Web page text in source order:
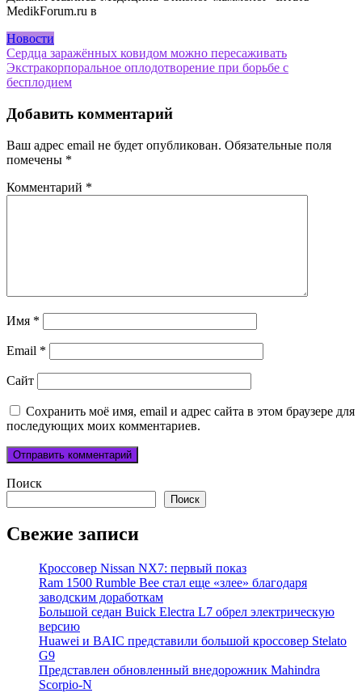
MedikForum.ru в
Новости
Навигация
по
Сердца заражённых ковидом можно пересаживать
Экстракорпоральное оплодотворение при борьбе с
бесплодием
Добавить комментарий
Ваш адрес email не будет опубликован. Обязательные поля
помечены *
Комментарий *
Имя *
Email *
Сайт
Сохранить моё имя, email и адрес сайта в этом браузере для
последующих моих комментариев.
Поиск
Поиск
Свежие записи
Кроссовер Nissan NX7: первый показ
Ram 1500 Rumble Bee стал еще «злее» благодаря
заводским доработкам
Большой седан Buick Electra L7 обрел электрическую
версию
Huawei и BAIC представили большой кроссовер Stelato
G9
Представлен обновленный внедорожник Mahindra
Scorpio-N